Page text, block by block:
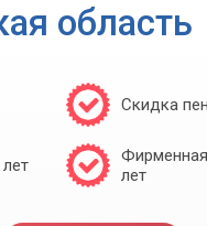
область
Скидка
лет